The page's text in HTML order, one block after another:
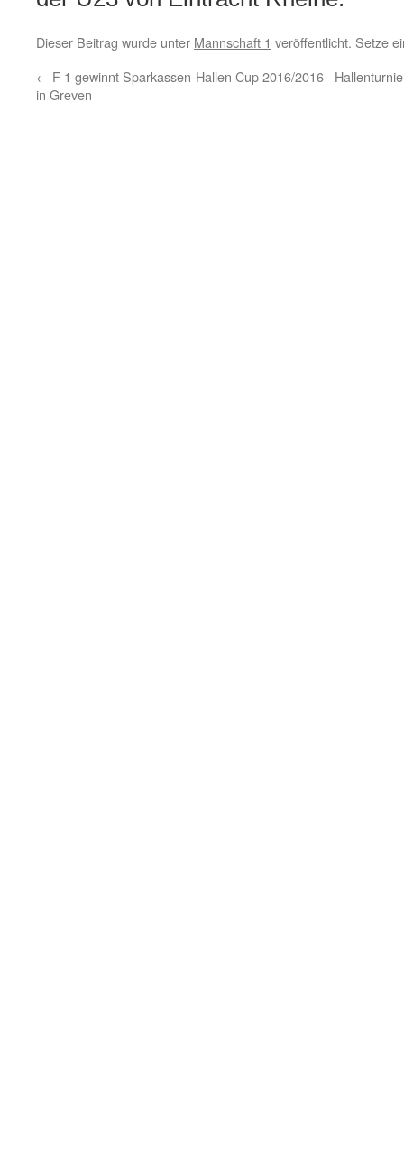
Dieser Beitrag wurde unter Mannschaft 1 veröffentlicht. Setze
← F 1 gewinnt Sparkassen-Hallen Cup 2016/2016
in Greven